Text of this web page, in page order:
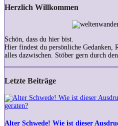
Herzlich Willkommen
Schön, dass du hier bist.
Hier findest du persönliche Gedanken,
alles dazwischen. Stöber gern durch
Letzte Beiträge
Alter
Schwede!
ist
Alter Schwede! Wie ist dieser